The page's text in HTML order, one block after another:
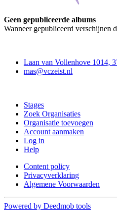
Geen gepubliceerde albums
Wanneer gepubliceerd verschijnen
Laan van Vollenhove 1014,
mas@vczeist.nl
Stages
Zoek Organisaties
Organisatie toevoegen
Account aanmaken
Log in
Help
Content policy
Privacyverklaring
Algemene Voorwaarden
Powered by Deedmob tools